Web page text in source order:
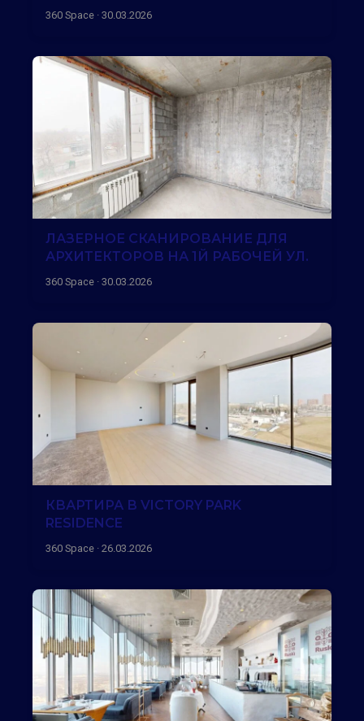
360 Space · 30.03.2026
ЛАЗЕРНОЕ СКАНИРОВАНИЕ ДЛЯ
АРХИТЕКТОРОВ НА 1Й РАБОЧЕЙ УЛ.
360 Space · 30.03.2026
КВАРТИРА В VICTORY PARK
RESIDENCE
360 Space · 26.03.2026